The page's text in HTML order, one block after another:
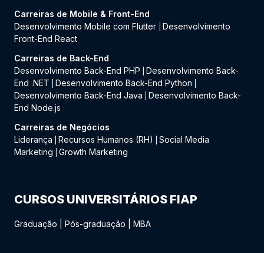
Carreiras de Mobile & Front-End
Desenvolvimento Mobile com Flutter
Desenvolvimento
Front-End React
Carreiras de Back-End
Desenvolvimento Back-End PHP
Desenvolvimento Back-
End .NET
Desenvolvimento Back-End Python
Desenvolvimento Back-End Java
Desenvolvimento Back-
End Node.js
Carreiras de Negócios
Liderança
Recursos Humanos (RH)
Social Media
Marketing
Growth Marketing
CURSOS UNIVERSITÁRIOS FIAP
Graduação Pós-graduação MBA